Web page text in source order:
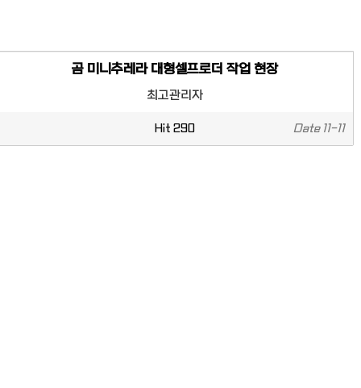
곰 미니추레라 대형셀프로더 작업 현장
최고관리자
Hit 290 Date11-11